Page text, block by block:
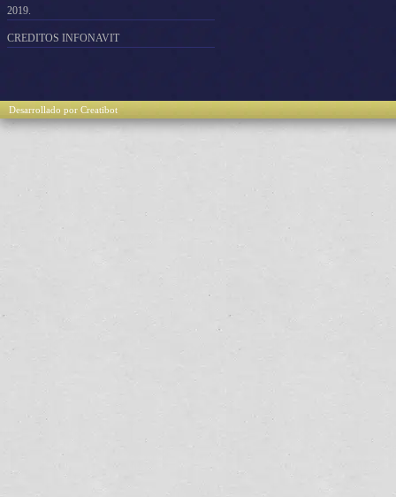
2019.
CREDITOS INFONAVIT
Desarrollado por Creatibot